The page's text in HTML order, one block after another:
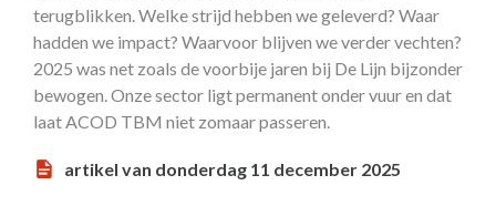
terugblikken. Welke strijd hebben we geleverd? Waar
hadden we impact? Waarvoor blijven we verder vechten?
2025 was net zoals de voorbije jaren bij De Lijn bijzonder
bewogen. Onze sector ligt permanent onder vuur en dat
laat ACOD TBM niet zomaar passeren.
artikel van donderdag 11 december 2025